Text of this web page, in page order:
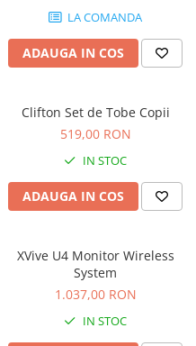
LA COMANDA
ADAUGA IN COS
Clifton Set de Tobe Copii
519,00 RON
IN STOC
ADAUGA IN COS
XVive U4 Monitor Wireless
System
1.037,00 RON
IN STOC